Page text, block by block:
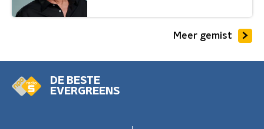
Meer gemist
DE BESTE
EVERGREENS